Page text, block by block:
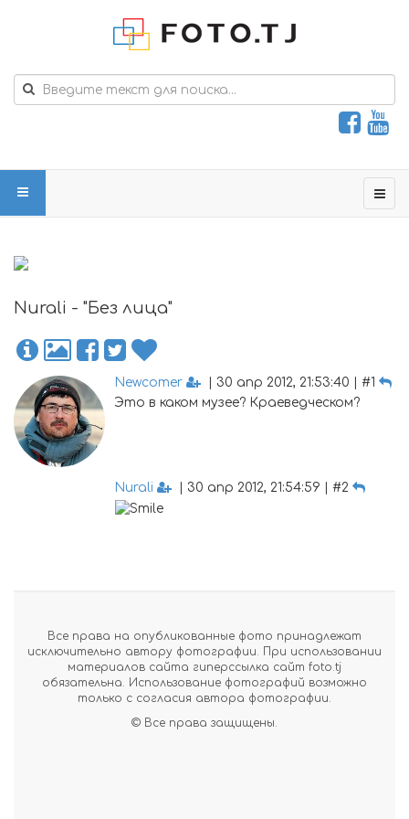
Nurali - "Без лица"
Newcomer
| 30 апр 2012, 21:53:40 | #1
Это в каком музее? Краеведческом?
Nurali | 30 апр 2012, 21:54:59 | #2
Все права на опубликованные фото принадлежат
исключительно автору фотографии. При использовании
материалов сайта гиперссылка сайт foto.tj
обязательна. Использование фотографий возможно
только с согласия автора фотографии.
© Все права защищены.